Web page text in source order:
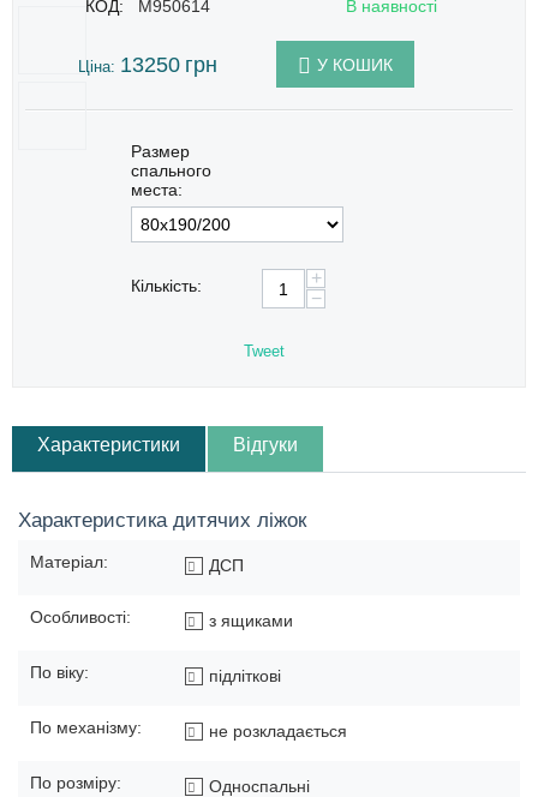
КОД: M950614 В наявності
Ціна: 13250 грн У КОШИК
Размер
спального
места:
Кількість:
+
−
Tweet
Характеристики Відгуки
Характеристика дитячих ліжок
Матеріал: ДСП
Особливості: з ящиками
По віку: підліткові
По механізму: не розкладається
По розміру: Односпальні